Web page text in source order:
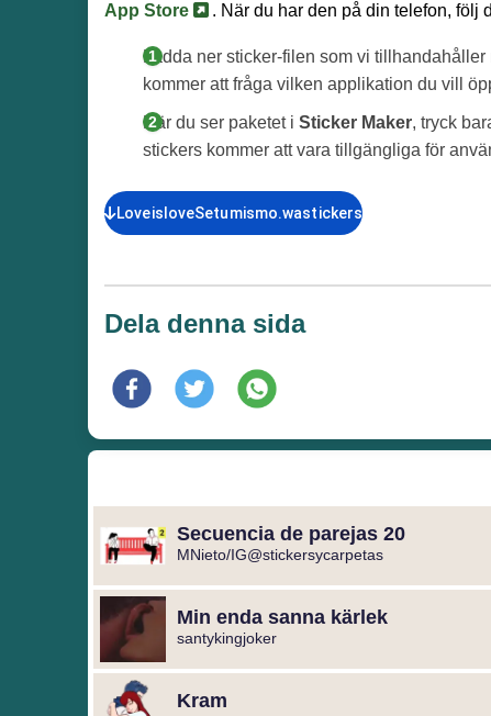
App Store
. När du har den på din telefon, följ
Ladda ner sticker-filen som vi
kommer att fråga vilken applikation du vill
När du ser paketet i Sticker Maker, tryck
stickers kommer att vara tillgängliga för
LoveisloveSetumismo.wastickers
Dela denna sida
Secuencia de parejas 20
MNieto/IG@stickersycarpetas
Min enda sanna kärlek
santykingjoker
Kram